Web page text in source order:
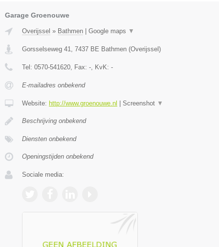
Garage Groenouwe
Overijssel » Bathmen | Google maps ▼
Gorsselseweg 41 7437 BE Bathmen (Overijssel)
Tel: 0570-541620 , Fax: - , KvK: -
E-mailadres onbekend
Website: http://www.groenouwe.nl | Screenshot ▼
Beschrijving onbekend
Diensten onbekend
Openingstijden onbekend
Sociale media: